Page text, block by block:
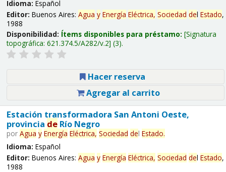
Idioma: Español
Editor: Buenos Aires: Agua y Energía Eléctrica, Sociedad del Estado,
1988
Disponibilidad: Ítems disponibles para préstamo: Signatura
topográfica: 621.374.5/A282/v.2 (3).
Hacer reserva
Agregar al carrito
Estación transformadora San Antoni Oeste,
provincia deRío Negro
por Agua y Energía Eléctrica, Sociedad del Estado.
Idioma: Español
Editor: Buenos Aires: Agua y Energía Eléctrica, Sociedad del Estado,
1988